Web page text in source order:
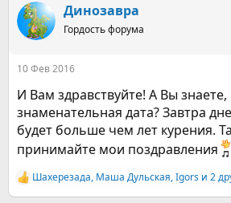
к
ц
и
Динозавра
Гордость форума
10 Фев 2016
И Вам здравствуйте! А Вы знаете,
знаменательная дата? Завтра
будет больше чем лет курения.
принимайте мои поздравления
Р
е
Шахерезада, Маша Дульская,Igors и 2